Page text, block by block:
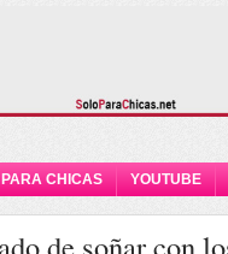
CHICAS YOUTUBE
de soñar con